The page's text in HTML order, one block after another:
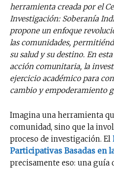
herramienta creada por el
Investigación: Soberanía
propone un enfoque
las comunidades,
su salud y su destino. En
acción comunitaria, la
ejercicio académico para
cambio y empoderamiento
Imagina una herramienta
comunidad, sino que la
proceso de investigación. El
Participativas Basadas en
precisamente eso: una guía